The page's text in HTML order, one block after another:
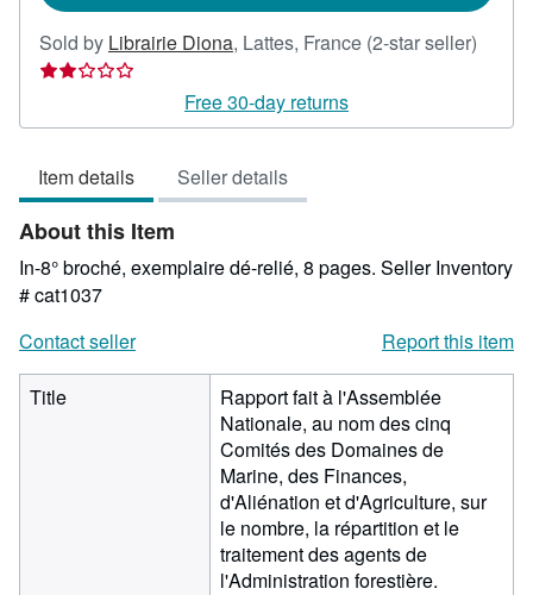
Sold by Librairie Diona, Lattes, France (2-star seller)
out
Free 30-day returns
Item details Seller details
About this Item
In-8° broché, exemplaire dé-relié, 8 pages. Seller Inventory
# cat1037
Contact seller
Report this item
Title
Rapport fait à l'Assemblée
Nationale, au nom des cinq
Comités des Domaines de
Marine, des Finances,
d'Aliénation et d'Agriculture, sur
le nombre, la répartition et le
traitement des agents de
l'Administration forestière.